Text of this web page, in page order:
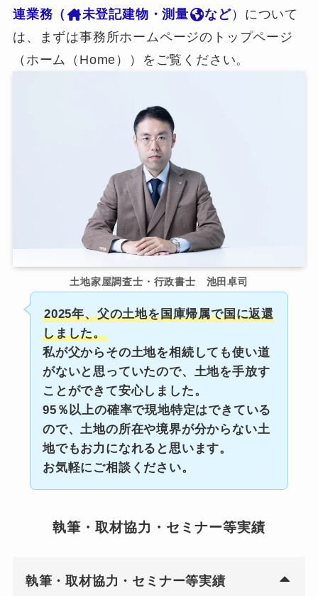
連業務（
未登記建物・測量 など） について
は、まずは事務所ホームページのトップページ
（ホーム（Home））をご覧ください。
土地家屋調査士・行政書士 池田卓司
2025年、父の土地を国庫帰属で国に返還
しました。
私が父からその土地を相続しても使い道
がないと思っていたので、土地を手放す
ことができて安心しました。
95％以上の確率で現地特定はできている
ので、土地の所在や境界が分からない土
地でもお力になれると思います。
お気軽にご相談ください。
執筆・取材協力・セミナー等実績
執筆・取材協力・セミナー等実績